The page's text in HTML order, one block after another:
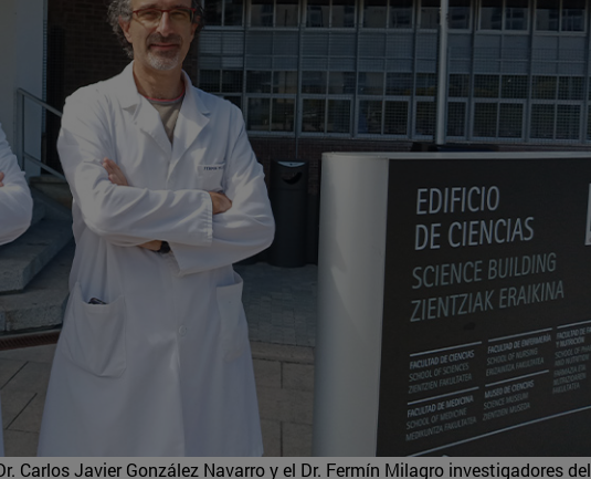
Carlos Javier González Navarro y el Dr. Fermín Milagro investigadores del